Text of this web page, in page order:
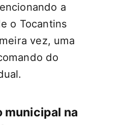
a
o Tocantins
vez, uma
do
municipal na